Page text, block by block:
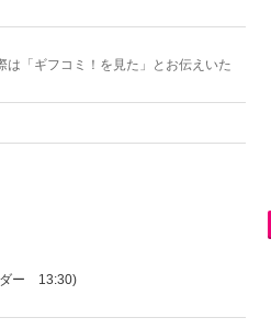
「ギフコミ！を見た」とお伝えいた
ダー 13:30)